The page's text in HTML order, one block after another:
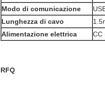
Modo di comunicazione
Lunghezza di cavo
Alimentazione elettrica
CC
RFQ